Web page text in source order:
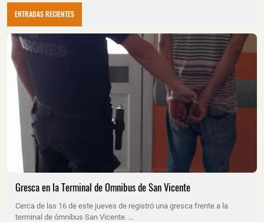
ENTRADAS RECIENTES
Gresca en la Terminal de Omnibus de San Vicente
Cerca de las 16 de este jueves de registró una gresca frente a la
terminal de ómnibus San Vicente. …